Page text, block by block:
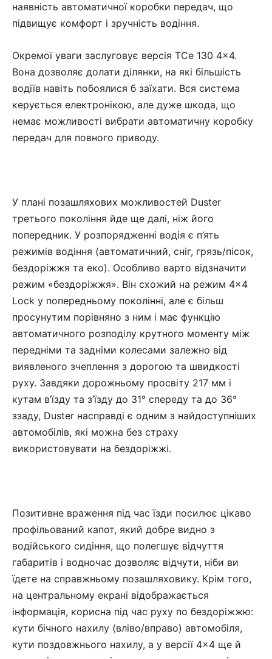
наявність автоматичної коробки передач, що
підвищує комфорт і зручність водіння.
Окремої уваги заслуговує версія TCe 130 4×4.
Вона дозволяє долати ділянки, на які більшість
водіїв навіть побоялися б заїхати. Вся система
керується електронікою, але дуже шкода, що
немає можливості вибрати автоматичну коробку
передач для повного приводу.
У плані позашляхових можливостей Duster
третього покоління йде ще далі, ніж його
попередник. У розпорядженні водія є п’ять
режимів водіння (автоматичний, сніг, грязь/пісок,
бездоріжжя та еко). Особливо варто відзначити
режим «бездоріжжя». Він схожий на режим 4×4
Lock у попередньому поколінні, але є більш
просунутим порівняно з ним і має функцію
автоматичного розподілу крутного моменту між
передніми та задніми колесами залежно від
виявленого зчеплення з дорогою та швидкості
руху. Завдяки дорожньому просвіту 217 мм і
кутам в’їзду та з’їзду до 31° спереду та до 36°
ззаду, Duster насправді є одним з найдоступніших
автомобілів, які можна без страху
використовувати на бездоріжжі.
Позитивне враження під час їзди посилює цікаво
профільований капот, який добре видно з
водійського сидіння, що полегшує відчуття
габаритів і водночас дозволяє відчути, ніби ви
їдете на справжньому позашляховику. Крім того,
на центральному екрані відображається
інформація, корисна під час руху по бездоріжжю:
кути бічного нахилу (вліво/вправо) автомобіля,
кути поздовжнього нахилу, а у версії 4×4 ще й